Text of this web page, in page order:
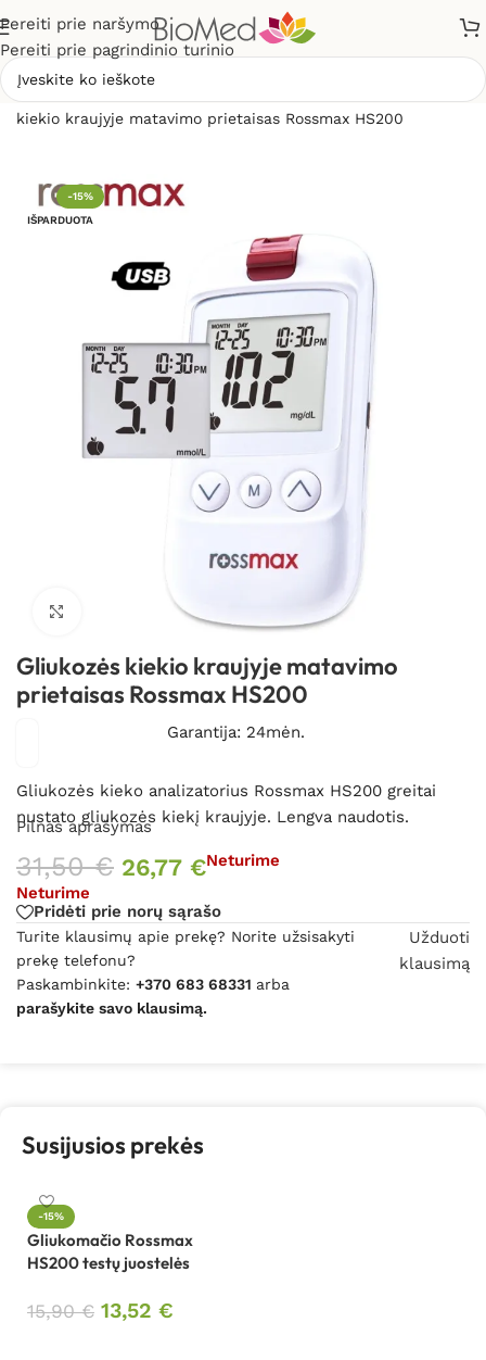
Pereiti prie naršymo
Pereiti prie pagrindinio turinio
kiekio kraujyje matavimo prietaisas Rossmax HS200
-15%
IŠPARDUOTA
Spustelėkite, kad padidintumėte
Gliukozės kiekio kraujyje matavimo
prietaisas Rossmax HS200
Garantija: 24mėn.
Gliukozės kieko analizatorius Rossmax HS200 greitai
nustato gliukozės kiekį kraujyje. Lengva naudotis.
Pilnas aprašymas
31,50€ 26,77 €Neturime
Neturime
Pridėti prie norų sąrašo
Turite klausimų apie prekę? Norite užsisakyti
prekę telefonu?
Paskambinkite: +370 683 68331 arba
parašykite savo klausimą.
Užduoti
klausimą
Susijusios prekės
-15%
Gliukomačio Rossmax
HS200 testų juostelės
15,90€ 13,52 €